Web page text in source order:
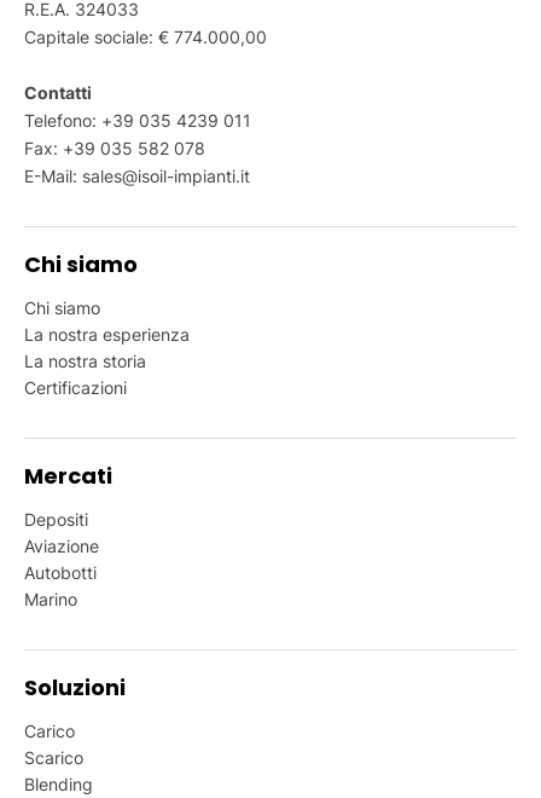
R.E.A. 324033
Capitale sociale: € 774.000,00
Contatti
Telefono: +39 035 4239 011
Fax: +39 035 582 078
E-Mail: sales@isoil-impianti.it
Chi siamo
Chi siamo
La nostra esperienza
La nostra storia
Certificazioni
Mercati
Depositi
Aviazione
Autobotti
Marino
Soluzioni
Carico
Scarico
Blending